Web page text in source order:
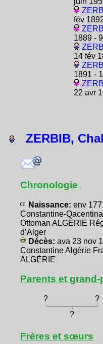
fév
1889 -
14 fév
1891 -
22 avr
ZERBIB,
Chronologie
Naissance: env
Constantine-
Ottoman ALGÉRIE
d’Alger
Décès: ava 23 nov
Constantine Algérie
ALGÉRIE
Parents et grand-
? ?
?
Frères et sœurs